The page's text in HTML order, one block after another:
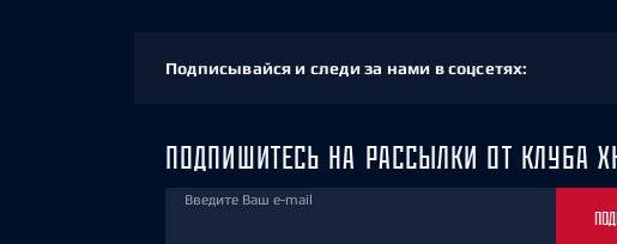
Подписывайся и следи за нами в соцсетях:
ПОДПИШИТЕСЬ НА РАССЫЛКИ ОТ КЛУБА
Введите Ваш e-mail